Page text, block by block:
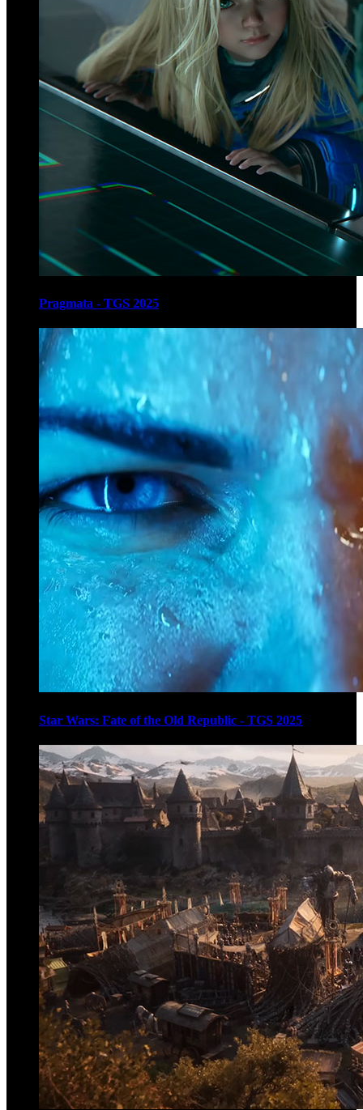
Pragmata - TGS 2025
Star Wars: Fate of the Old Republic - TGS 2025